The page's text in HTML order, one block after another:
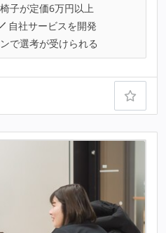
椅子が定価6万円以上
自社サービスを開発
で選考が受けられる